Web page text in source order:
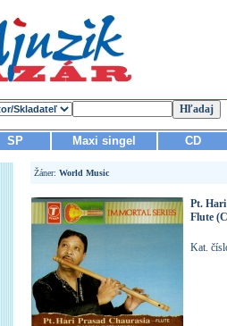
SP Maxi singel CD
Žáner: World Music
Pt.
Flute
Kat.